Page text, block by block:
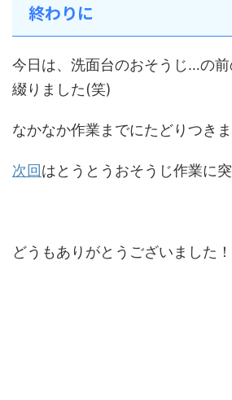
終わりに
今日は、洗面台のおそうじ…の
綴りました(笑)
なかなか作業までにたどりつき
次回はとうとうおそうじ作業に突
どうもありがとうございました！